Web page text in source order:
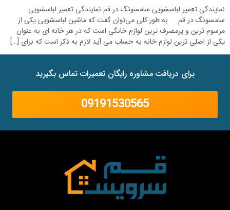
نمایندگی تعمیر لباسشویی سامسونگ در قم نمایندگی تعمیر لباسشویی
سامسونگ در قم به طور کلی می‌توان گفت که ماشین لباسشویی یکی از
مرسوم ترین و پرمصرف ترین لوازم خانگی است که در هر خانه ای به عنوان
یکی از اصلی ترین لوازم خانه به حساب می آید لازم به ذکر است که برای […]
برای دریافت مشاوره رایگان تعمیرات تماس بگیرید
09191530565